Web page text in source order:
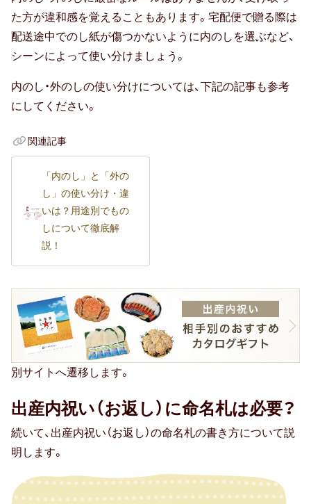
た方が違和感を覚えることもあります。宅配便で贈る際は
配送途中でのし紙が傷つかないように内のしを選ぶなど、
シーンによって使い分けましょう。
内のし・外のしの使い分けについては、下記の記事も参考
にしてください。
関連記事
「内のし」と「外の
し」の使い分け・違
いは？用途別でもの
しについて徹底解
説！
別サイトへ遷移します。
出産内祝い（お返し）に命名札は必要？
続いて、出産内祝い（お返し）の命名札の書き方について説
明します。